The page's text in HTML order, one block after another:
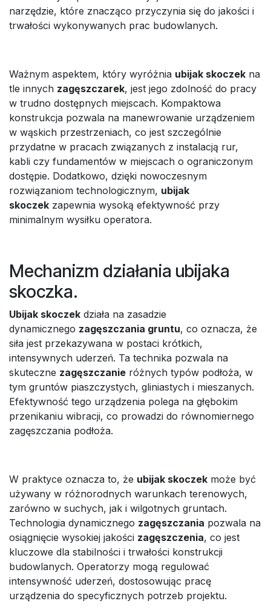
narzędzie, które znacząco przyczynia się do jakości i
trwałości wykonywanych prac budowlanych.
Ważnym aspektem, który wyróżnia ubijak skoczek na
tle innych zagęszczarek, jest jego zdolność do pracy
w trudno dostępnych miejscach. Kompaktowa
konstrukcja pozwala na manewrowanie urządzeniem
w wąskich przestrzeniach, co jest szczególnie
przydatne w pracach związanych z instalacją rur,
kabli czy fundamentów w miejscach o ograniczonym
dostępie. Dodatkowo, dzięki nowoczesnym
rozwiązaniom technologicznym, ubijak
skoczek zapewnia wysoką efektywność przy
minimalnym wysiłku operatora.
Mechanizm działania ubijaka
skoczka.
Ubijak skoczek działa na zasadzie
dynamicznego zagęszczania gruntu, co oznacza, że
siła jest przekazywana w postaci krótkich,
intensywnych uderzeń. Ta technika pozwala na
skuteczne zagęszczanie różnych typów podłoża, w
tym gruntów piaszczystych, gliniastych i mieszanych.
Efektywność tego urządzenia polega na głębokim
przenikaniu wibracji, co prowadzi do równomiernego
zagęszczania podłoża.
W praktyce oznacza to, że ubijak skoczek może być
używany w różnorodnych warunkach terenowych,
zarówno w suchych, jak i wilgotnych gruntach.
Technologia dynamicznego zagęszczania pozwala na
osiągnięcie wysokiej jakości zagęszczenia, co jest
kluczowe dla stabilności i trwałości konstrukcji
budowlanych. Operatorzy mogą regulować
intensywność uderzeń, dostosowując pracę
urządzenia do specyficznych potrzeb projektu.